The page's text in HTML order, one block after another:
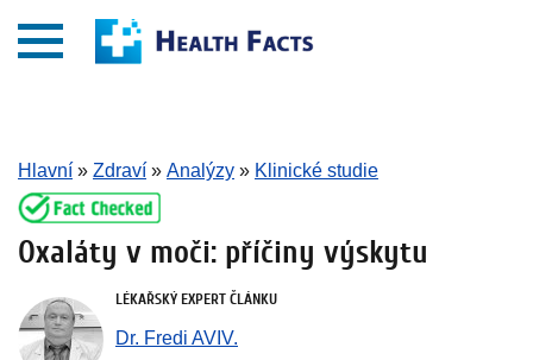
Hlavní » Zdraví » Analýzy » Klinické studie
Oxaláty v moči: příčiny výskytu
LÉKAŘSKÝ EXPERT ČLÁNKU
Dr. Fredi AVIV.